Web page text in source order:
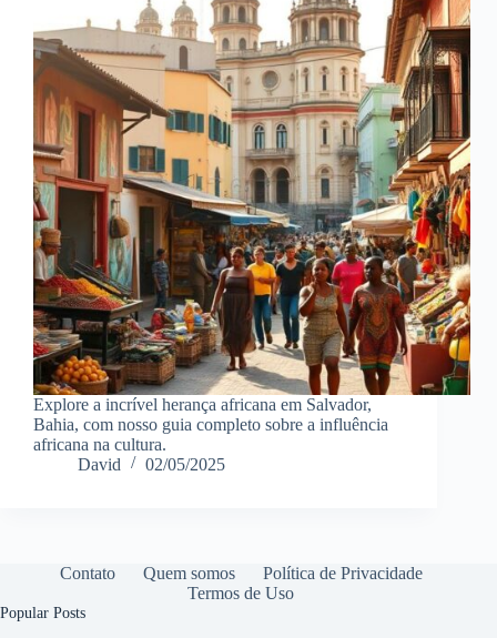
Explore a incrível herança africana em Salvador,
Bahia, com nosso guia completo sobre a influência
africana na cultura.
David
02/05/2025
Contato Quem somos
Política de Privacidade
Termos de Uso
Popular Posts